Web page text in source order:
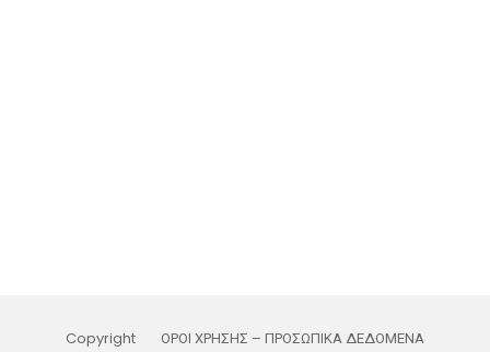
Copyright
ΟΡΟΙ ΧΡΗΣΗΣ – ΠΡΟΣΩΠΙΚΑ ΔΕΔΟΜΕΝΑ